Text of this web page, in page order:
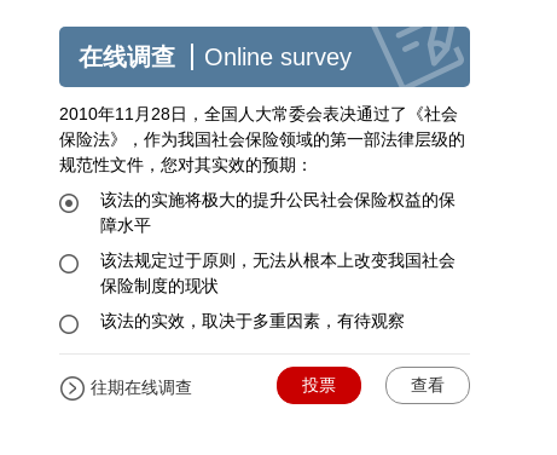
在线调查 Online survey
2010年11月28日，全国人大常委会表决通过了《社会
保险法》，作为我国社会保险领域的第一部法律层级的
规范性文件，您对其实效的预期：
该法的实施将极大的提升公民社会保险权益的保
障水平
该法规定过于原则，无法从根本上改变我国社会
保险制度的现状
该法的实效，取决于多重因素，有待观察
往期在线调查 投票 查看